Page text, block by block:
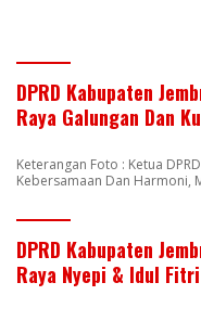
DPRD Kabupaten
Raya Galungan Dan
Keterangan Foto : Ketua
Kebersamaan Dan Harmoni,
DPRD Kabupaten
Raya Nyepi & Idul